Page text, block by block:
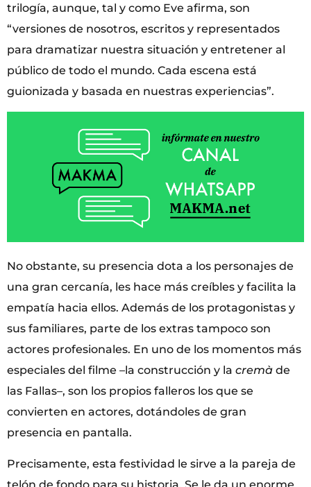
trilogía, aunque, tal y como Eve afirma, son
“versiones de nosotros, escritos y representados
para dramatizar nuestra situación y entretener al
público de todo el mundo. Cada escena está
guionizada y basada en nuestras experiencias”.
No obstante, su presencia dota a los personajes de
una gran cercanía, les hace más creíbles y facilita la
empatía hacia ellos. Además de los protagonistas y
sus familiares, parte de los extras tampoco son
actores profesionales. En uno de los momentos más
especiales del filme –la construcción y la cremà de
las Fallas–, son los propios falleros los que se
convierten en actores, dotándoles de gran
presencia en pantalla.
Precisamente, esta festividad le sirve a la pareja de
telón de fondo para su historia. Se le da un enorme